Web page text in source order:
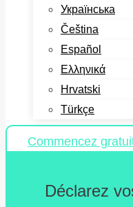
Українська
Čeština
Español
Ελληνικά
Hrvatski
Türkçe
Commencez
Déclarez